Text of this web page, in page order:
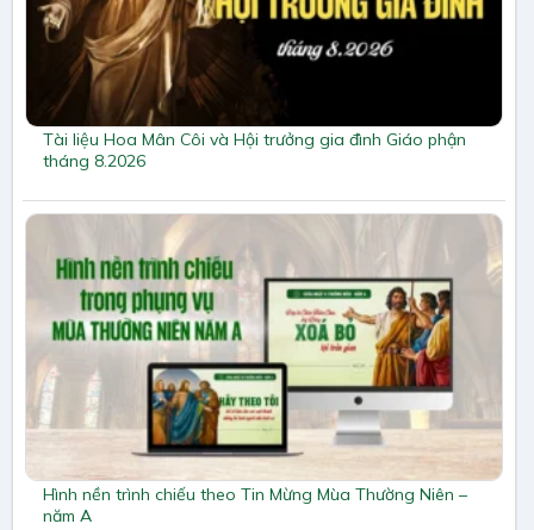
Tài liệu Hoa Mân Côi và Hội trưởng gia đình Giáo phận
tháng 8.2026
Hình nền trình chiếu theo Tin Mừng Mùa Thường Niên –
năm A